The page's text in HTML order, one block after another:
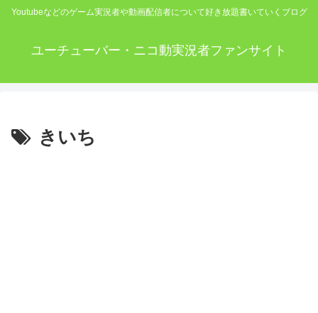
Youtubeなどのゲーム実況者や動画配信者について好き放題書いていくブログ
ユーチューバー・ニコ動実況者ファンサイト
きいち